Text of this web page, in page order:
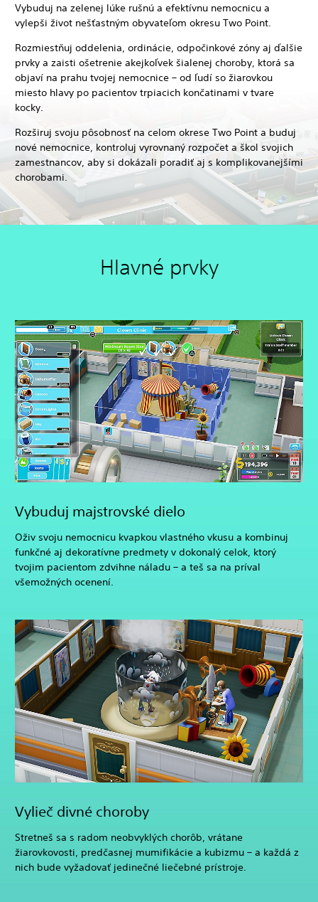
Vybuduj na zelenej lúke rušnú a efektívnu nemocnicu a
vylepši život nešťastným obyvateľom okresu Two Point.
Rozmiestňuj oddelenia, ordinácie, odpočinkové zóny aj ďalšie
prvky a zaisti ošetrenie akejkoľvek šialenej choroby, ktorá sa
objaví na prahu tvojej nemocnice – od ľudí so žiarovkou
miesto hlavy po pacientov trpiacich končatinami v tvare
kocky.
Rozširuj svoju pôsobnosť na celom okrese Two Point a buduj
nové nemocnice, kontroluj vyrovnaný rozpočet a škol svojich
zamestnancov, aby si dokázali poradiť aj s komplikovanejšími
chorobami.
Hlavné prvky
Vybuduj majstrovské dielo
Oživ svoju nemocnicu kvapkou vlastného vkusu a kombinuj
funkčné aj dekoratívne predmety v dokonalý celok, ktorý
tvojim pacientom zdvihne náladu – a teš sa na príval
všemožných ocenení.
Vylieč divné choroby
Stretneš sa s radom neobvyklých chorôb, vrátane
žiarovkovosti, predčasnej mumifikácie a kubizmu – a každá z
nich bude vyžadovať jedinečné liečebné prístroje.